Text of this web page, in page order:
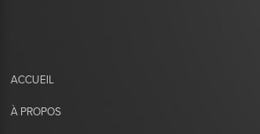
ACCUEIL
À PROPOS